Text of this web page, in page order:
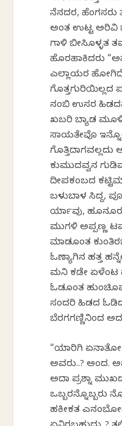
ನೆನದರ,
ಅಂತ ಉಟ್ಟ ಅರಿವಿ
ಗಾಳಿ ಬೀಸಿಕೊಳ್ಳತ
ಹೊರಹಾಕಿದರು
ಎಲ್ಲಾಯರ
ಗೊತ್ತಗುರಿಯಿಲ್ಲದ
ನಂಬಿ ಉಸರ
ಖಬರಿ ಬ್ಯಾಡ
ಸಾಯತೇವೊ
ಕುಮುದವ್ವನ
ದೀಪಕಂಬದ
ಬಳುಬಾಳ ಸಿದ್ದ,
ರ್ಯಾವು,
ಮುಗಳಿ ಅಪ್ಪಣ್ಣ
ಮಾಡಕೊಂತ
ಓಣ್ಯಾಗಿನ ಹತ್ತ
ಮನಿ ಕಡೇ ಏಳೆಂಟ
ಓಡಕೊಂತ
ಸಂದರಿ ಹಿಡದ
ಬೆರಗಗಣ್ಣಿನಿಂದ
“ಯಾರಿಗಿ
ಅವರು..? ಅಂದ.
ಅದಾ ಪ್ರಶ್ನಾ
ಹಕೀಕತ